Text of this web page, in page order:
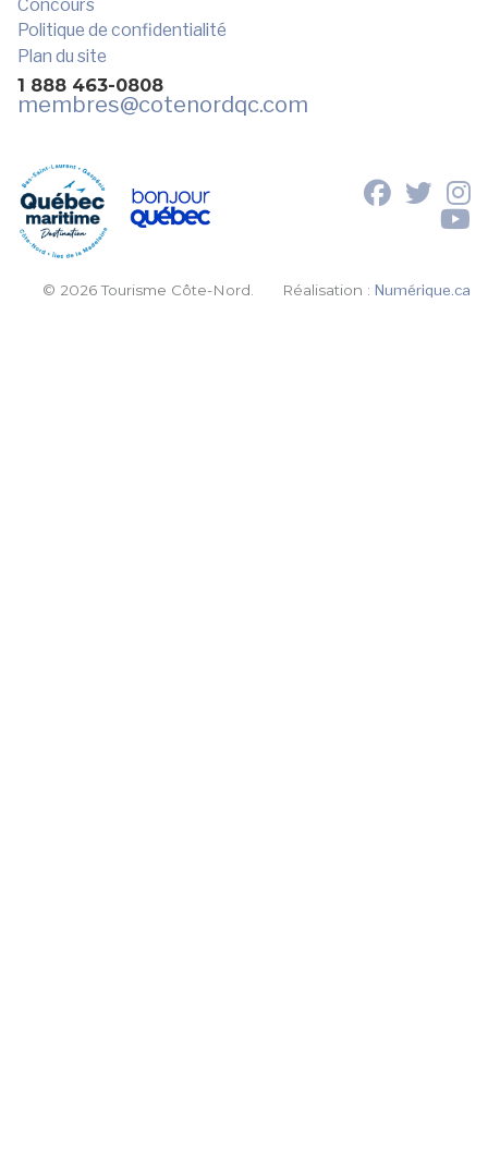
Concours
Politique de confidentialité
Plan du site
1 888 463-0808
membres@cotenordqc.com
© 2026 Tourisme Côte-Nord. Réalisation :Numérique.ca